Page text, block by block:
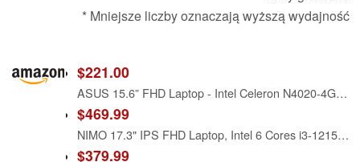
* Mniejsze liczby oznaczają wyższą wydajność
$221.00
ASUS 15.6” FHD Laptop - Intel Celeron N4020-4GB Memory - 128GB Storage - Windows 11 Home in S Mode - Star Black - L510MA-TH04
$469.99
NIMO 17.3" IPS FHD Laptop, Intel 6 Cores i3-1215U (Up to 4.4GHz, Beat Ryzen 5 7520U) 16GB RAM 1TB SSD Computer with 65W Type C Backlit KB Fingerprint Wi-Fi 6, for School and Business
$379.99